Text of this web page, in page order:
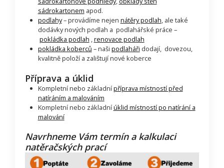
sádrokartonem apod.
podlahy– provádíme nejen nátěry podlah, ale také
dodávky nových podlah a podlahářské práce –
pokládka podlah ,renovace podlah
pokládka koberců – naši podlaháři dodají, dovezou,
kvalitně položí a zalištují nové koberce
Příprava a úklid
Kompletní nebo základnípříprava místností před
natíráním a malováním
Kompletní nebo základníúklid místností po natírání a
malování
Navrhneme Vám termín a kalkulaci
natěračských prací